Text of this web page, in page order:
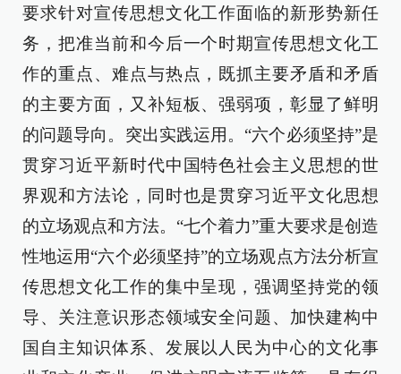
要求针对宣传思想文化工作面临的新形势新任
务，把准当前和今后一个时期宣传思想文化工
作的重点、难点与热点，既抓主要矛盾和矛盾
的主要方面，又补短板、强弱项，彰显了鲜明
的问题导向。突出实践运用。“六个必须坚持”是
贯穿习近平新时代中国特色社会主义思想的世
界观和方法论，同时也是贯穿习近平文化思想
的立场观点和方法。“七个着力”重大要求是创造
性地运用“六个必须坚持”的立场观点方法分析宣
传思想文化工作的集中呈现，强调坚持党的领
导、关注意识形态领域安全问题、加快建构中
国自主知识体系、发展以人民为中心的文化事